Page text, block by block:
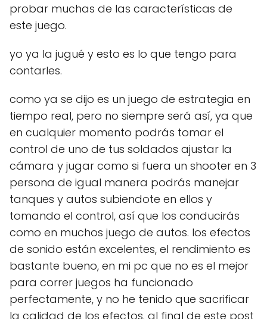
probar muchas de las características de
este juego.
yo ya la jugué y esto es lo que tengo para
contarles.
como ya se dijo es un juego de estrategia en
tiempo real, pero no siempre será así, ya que
en cualquier momento podrás tomar el
control de uno de tus soldados ajustar la
cámara y jugar como si fuera un shooter en 3
persona de igual manera podrás manejar
tanques y autos subiendote en ellos y
tomando el control, así que los conducirás
como en muchos juego de autos. los efectos
de sonido están excelentes, el rendimiento es
bastante bueno, en mi pc que no es el mejor
para correr juegos ha funcionado
perfectamente, y no he tenido que sacrificar
la calidad de los efectos. al final de este post